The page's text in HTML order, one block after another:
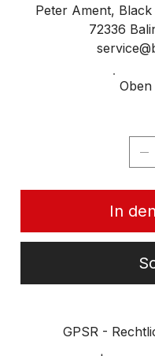
Peter Ament,
72336
Oben
In
GPSR -